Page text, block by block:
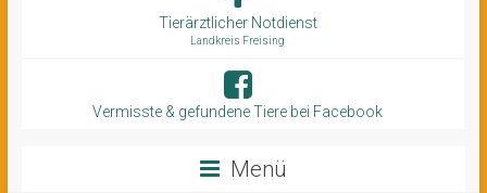
Tierärztlicher Notdienst
Landkreis Freising
Vermisste & gefundene Tiere bei Facebook
Menü